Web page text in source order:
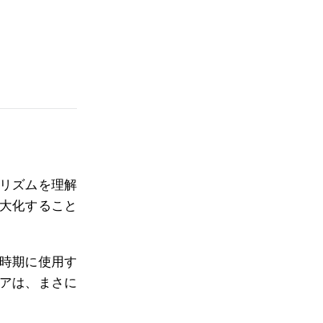
ズムを理解
化すること
期に使用す
は、まさに